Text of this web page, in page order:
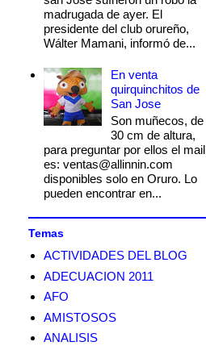
madrugada de ayer. El
presidente del club orureño,
Wálter Mamani, informó de...
En venta
quirquinchitos de
San Jose
Son muñecos, de
30 cm de altura,
para preguntar por ellos el mail
es: ventas@allinnin.com
disponibles solo en Oruro. Lo
pueden encontrar en...
Temas
ACTIVIDADES DEL BLOG
ADECUACION 2011
AFO
AMISTOSOS
ANALISIS